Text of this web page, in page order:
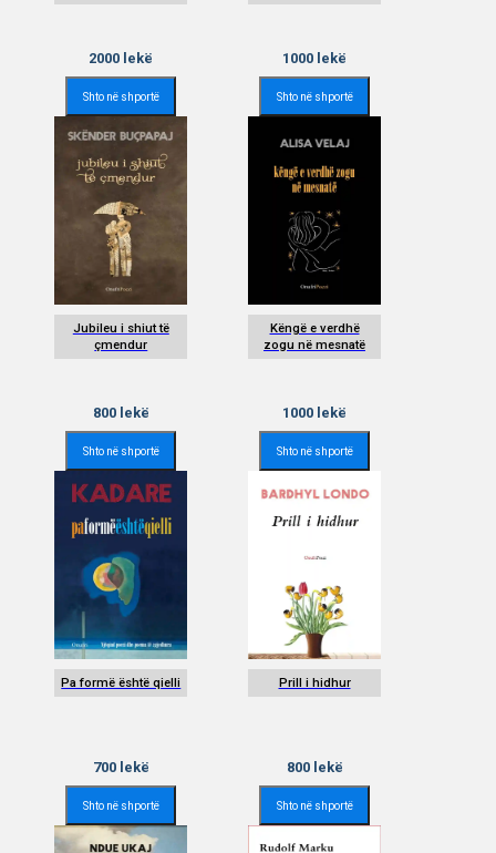
2000 lekë
Shto në shportë
1000 lekë
Shto në shportë
Jubileu i shiut të
çmendur
800lekë
Shto në shportë
Këngë e verdhë
zogu në mesnatë
1000 lekë
Shto në shportë
Pa formë është qielli
700lekë
Shto në shportë
Prill i hidhur
800lekë
Shto në shportë